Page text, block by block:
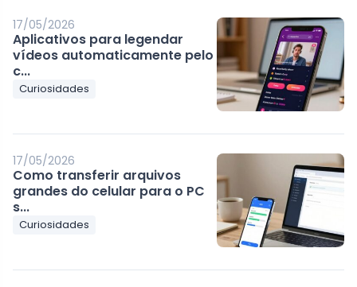
17/05/2026
Aplicativos para legendar
vídeos automaticamente pelo
c...
Curiosidades
17/05/2026
Como transferir arquivos
grandes do celular para o PC
s...
Curiosidades